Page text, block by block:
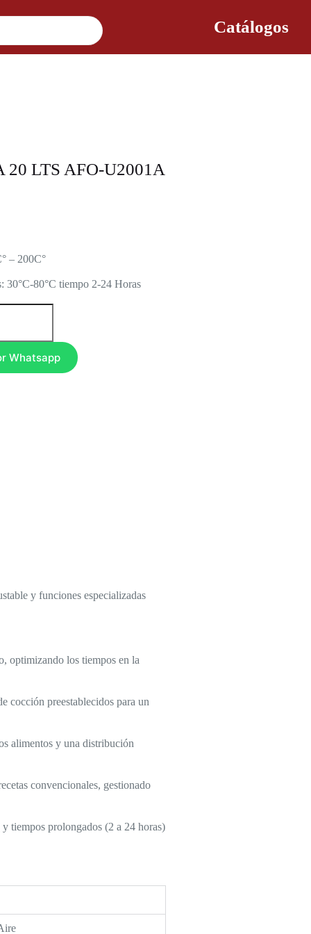
Catálogos
20 LTS AFO-U2001A
– 200C°
30°C-80°C tiempo 2-24 Horas
Whatsapp
y funciones especializadas
optimizando los tiempos en la
cocción preestablecidos para un
alimentos y una distribución
convencionales, gestionado
tiempos prolongados (2 a 24 horas)